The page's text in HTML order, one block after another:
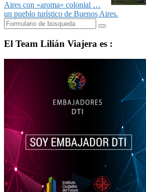
Aires con «aroma» colonial …
un pueblo turístico de Buenos Aires.
Buscar
El Team Lilián Viajera es :